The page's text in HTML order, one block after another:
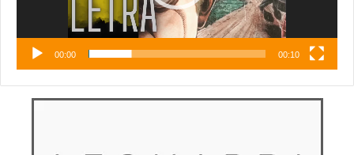
00:00 00:10